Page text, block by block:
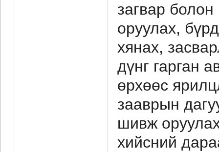
загвар
оруулах,
хянах,
дүнг гарган
өрхөөс
зааврын
шивж
хийсний